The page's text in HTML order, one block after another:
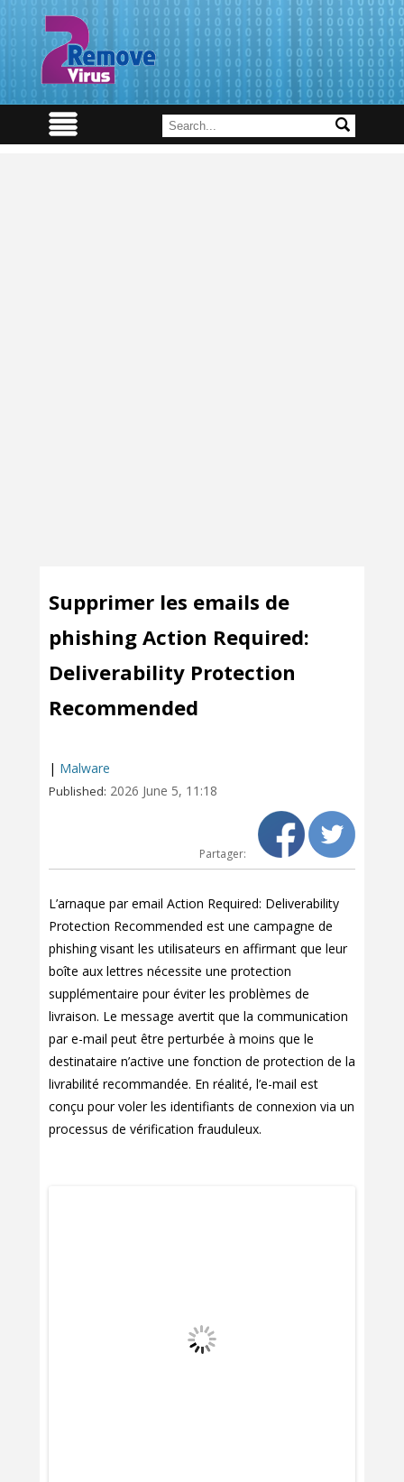
Supprimer les emails de
phishing Action Required:
Deliverability Protection
Recommended
| Malware
Published: 2026 June 5, 11:18
Partager:
L’arnaque par email Action Required: Deliverability
Protection Recommended est une campagne de
phishing visant les utilisateurs en affirmant que leur
boîte aux lettres nécessite une protection
supplémentaire pour éviter les problèmes de
livraison. Le message avertit que la communication
par e-mail peut être perturbée à moins que le
destinataire n’active une fonction de protection de la
livrabilité recommandée. En réalité, l’e-mail est
conçu pour voler les identifiants de connexion via un
processus de vérification frauduleux.